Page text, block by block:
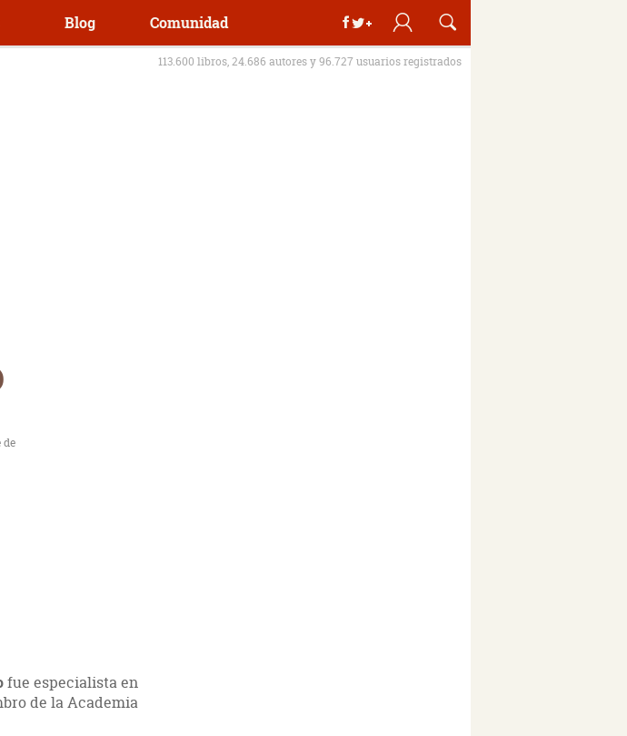
Blog Comunidad
113.600 libros, 24.686 autores y 96.727 usuarios registrados
de
fue especialista en
de la Academia